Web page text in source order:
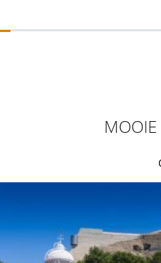
MOOIE